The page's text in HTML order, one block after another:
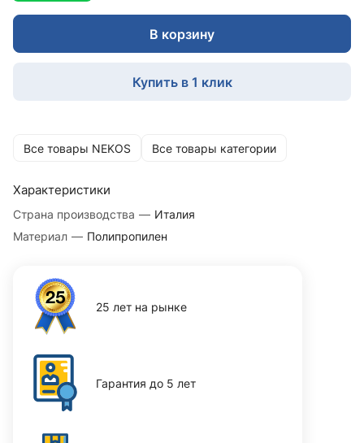
В корзину
Купить в 1 клик
Все товары NEKOS Все товары категории
Характеристики
Страна производства — Италия
Материал — Полипропилен
25 лет на рынке
Гарантия до 5 лет